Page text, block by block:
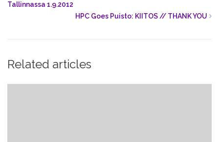
Tallinnassa 1.9.2012
HPC Goes Puisto: KIITOS // THANK YOU
Related articles